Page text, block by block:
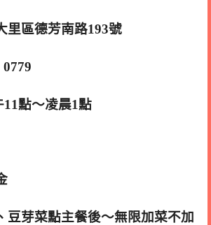
里區德芳南路193號
點～凌晨1點
豆芽菜點主餐後～無限加菜不加